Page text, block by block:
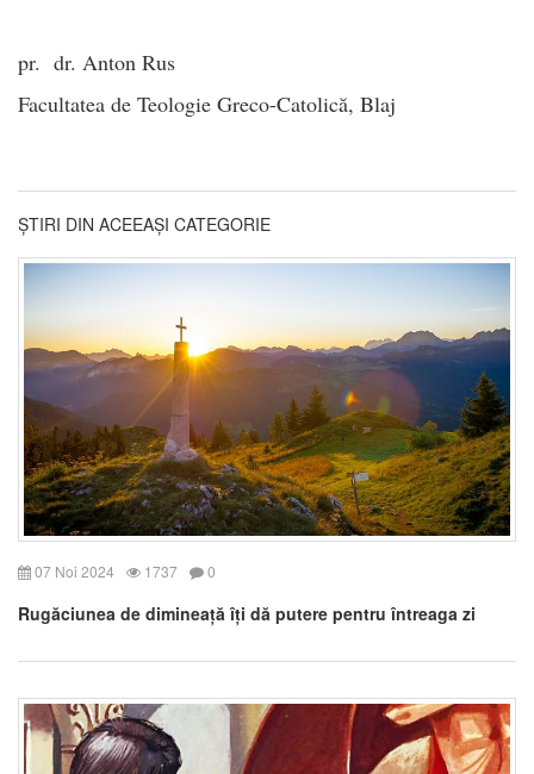
pr. dr. Anton Rus
Facultatea de Teologie Greco-Catolică, Blaj
ȘTIRI DIN ACEEAȘI CATEGORIE
07 Noi 2024 1737 0
Rugăciunea de dimineață îți dă putere pentru întreaga zi